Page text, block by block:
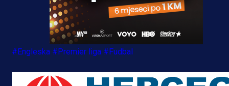
#Engleska #Premier liga #Fudbal